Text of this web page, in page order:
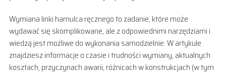
Wymiana linki hamulca ręcznego to zadanie, które może
wydawać się skomplikowane, ale z odpowiednimi narzędziami i
wiedzą jest możliwe do wykonania samodzielnie. W artykule
znajdziesz informacje o czasie i trudności wymiany, aktualnych
kosztach, przyczynach awarii, różnicach w konstrukcjach (w tym